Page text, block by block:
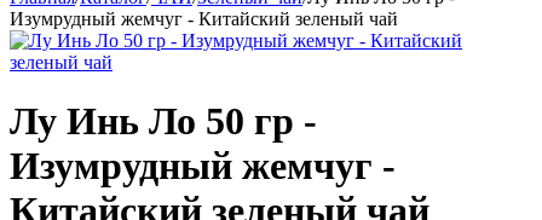
Изумрудный жемчуг - Китайский зеленый чай
Лу Инь Ло 50 гр -
Изумрудный жемчуг -
Китайский зеленый чай